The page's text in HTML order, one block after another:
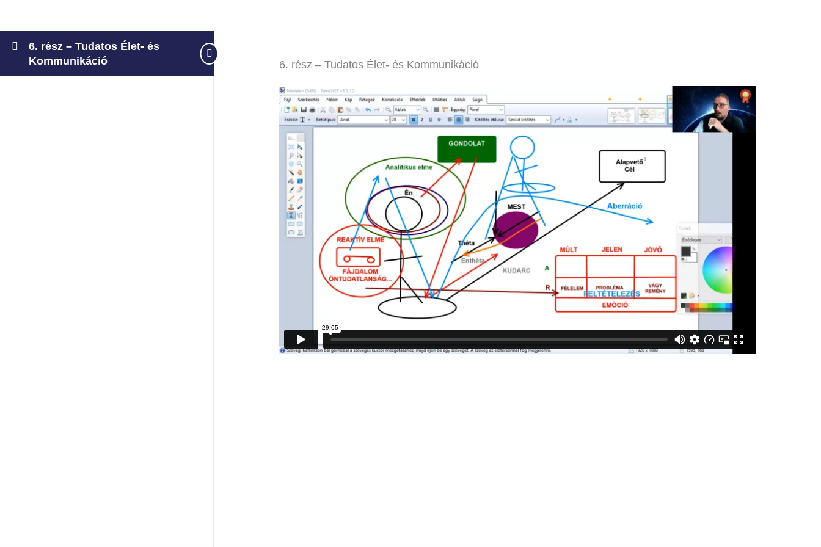
6. rész – Tudatos Élet- és
Kommunikáció
6. rész – Tudatos Élet- és Kommunikáció